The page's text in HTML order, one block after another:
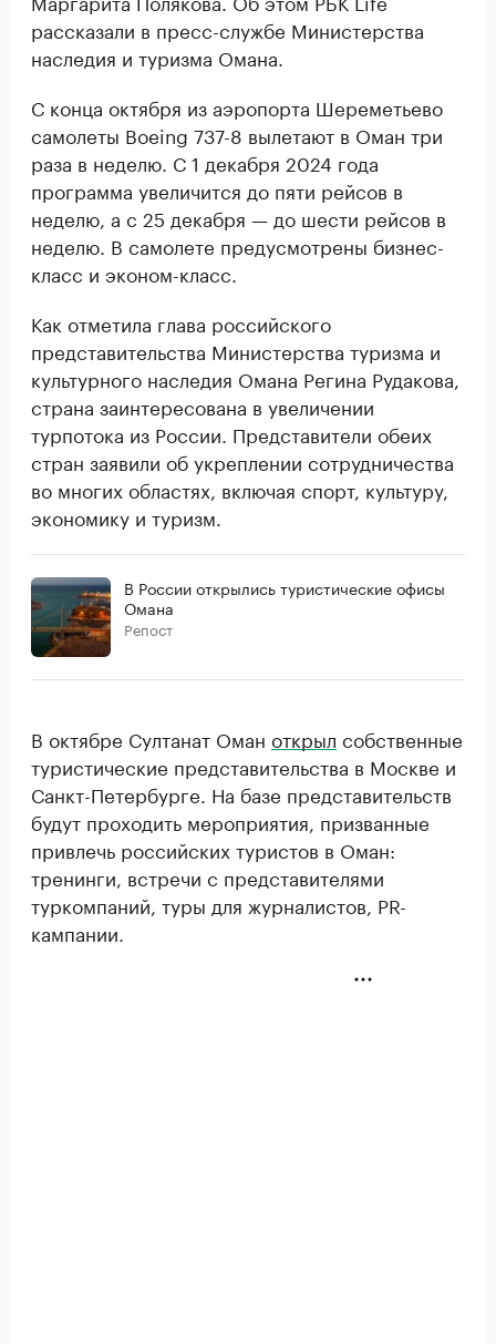
рассказали в пресс-службе Министерства
наследия и туризма Омана.
С конца октября из аэропорта Шереметьево
самолеты Boeing 737-8 вылетают в Оман три
раза в неделю. С 1 декабря 2024 года
программа увеличится до пяти рейсов в
неделю, а с 25 декабря — до шести рейсов в
неделю. В самолете предусмотрены бизнес-
класс и эконом-класс.
Как отметила глава российского
представительства Министерства туризма и
культурного наследия Омана Регина Рудакова,
страна заинтересована в увеличении
турпотока из России. Представители обеих
стран заявили об укреплении сотрудничества
во многих областях, включая спорт, культуру,
экономику и туризм.
В России открылись туристические офисы
Омана
Репост
В октябре Султанат Оман открыл собственные
туристические представительства в Москве и
Санкт-Петербурге. На базе представительств
будут проходить мероприятия, призванные
привлечь российских туристов в Оман:
тренинги, встречи с представителями
туркомпаний, туры для журналистов, PR-
кампании.